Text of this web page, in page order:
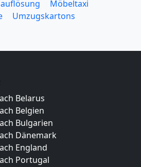
Möbeltaxi
Umzugskartons
Belarus
Belgien
Bulgarien
Dänemark
England
Portugal